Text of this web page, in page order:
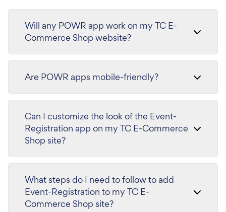
Will any POWR app work on my TC E-
Commerce Shop website?
Are POWR apps mobile-friendly?
Can I customize the look of the Event-
Registration app on my TC E-Commerce
Shop site?
What steps do I need to follow to add
Event-Registration to my TC E-
Commerce Shop site?